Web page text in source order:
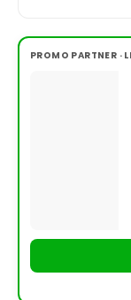
PROMO PARTNER ·